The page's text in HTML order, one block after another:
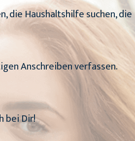
die Haushaltshilfe suchen, die
Anschreiben verfassen.
bei Dir!